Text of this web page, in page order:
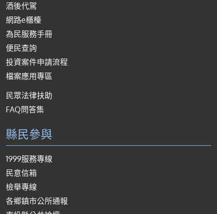
酒後代駕
網路e櫃檯
為民服務手冊
便民查詢
投資案件申請流程
檔案應用專區
民眾法律扶助
FAQ問答集
縣民參與
1999服務專線
民意信箱
檢舉專線
各鄉鎮市公所通報